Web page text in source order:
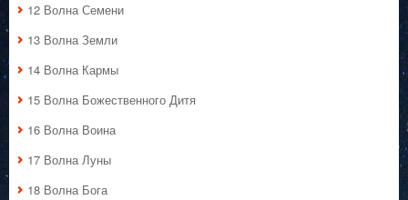
12 Волна Семени
13 Волна Земли
14 Волна Кармы
15 Волна Божественного Дитя
16 Волна Воина
17 Волна Луны
18 Волна Бога